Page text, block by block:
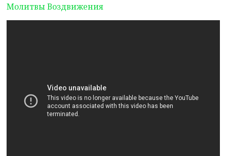
Молитвы Воздвижения